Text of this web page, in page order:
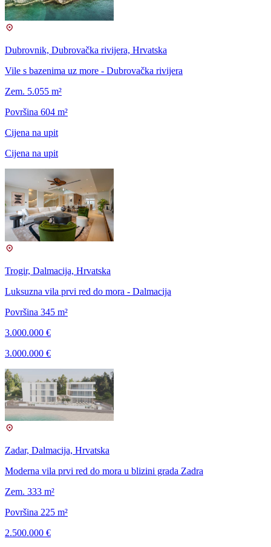
Dubrovnik, Dubrovačka rivijera, Hrvatska
Vile s bazenima uz more - Dubrovačka rivijera
Zem. 5.055 m²
Površina 604 m²
Cijena na upit
Cijena na upit
Trogir, Dalmacija, Hrvatska
Luksuzna vila prvi red do mora - Dalmacija
Površina 345 m²
3.000.000 €
3.000.000 €
Zadar, Dalmacija, Hrvatska
Moderna vila prvi red do mora u blizini grada Zadra
Zem. 333 m²
Površina 225 m²
2.500.000 €